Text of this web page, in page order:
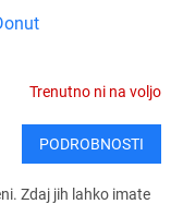
Trenutno ni na voljo
PODROBNOSTI
Zdaj jih lahko imate